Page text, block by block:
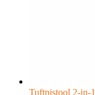
Tuftpistool 2-in-